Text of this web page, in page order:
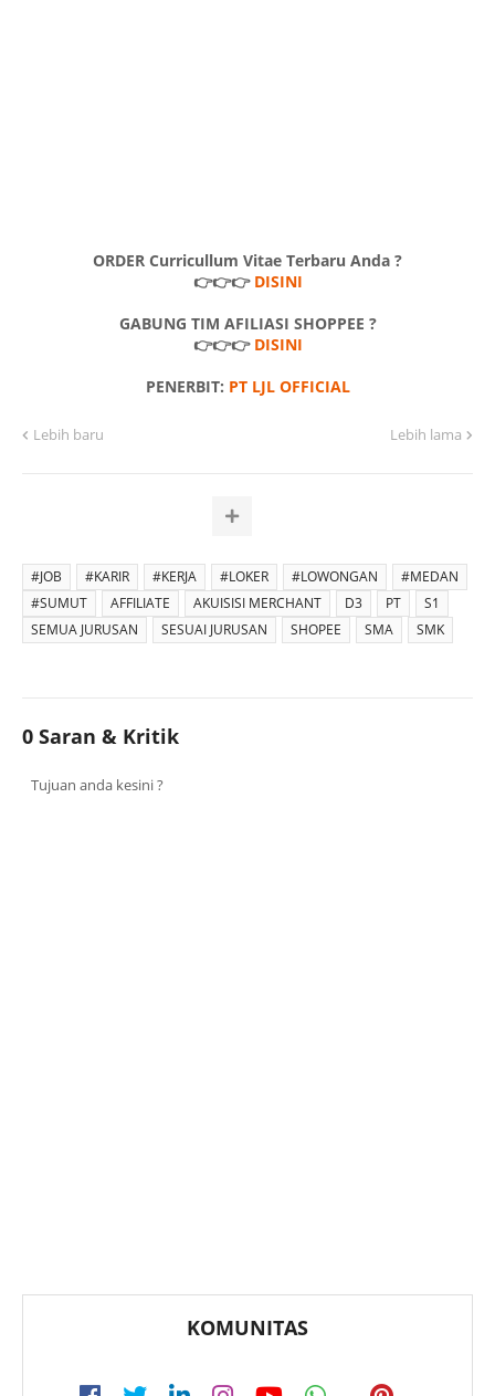
ORDER Curricullum Vitae Terbaru Anda ?
👉👉👉 DISINI
GABUNG TIM AFILIASI SHOPPEE ?
👉👉👉 DISINI
PENERBIT: PT LJL OFFICIAL
Lebih baru Lebih lama
#JOB #KARIR #KERJA #LOKER #LOWONGAN
#MEDAN
#SUMUT
AFFILIATE AKUISISI MERCHANT D3 PT
S1
SEMUA JURUSAN
SESUAI JURUSAN SHOPEE SMA SMK
0 Saran & Kritik
Tujuan anda kesini ?
KOMUNITAS